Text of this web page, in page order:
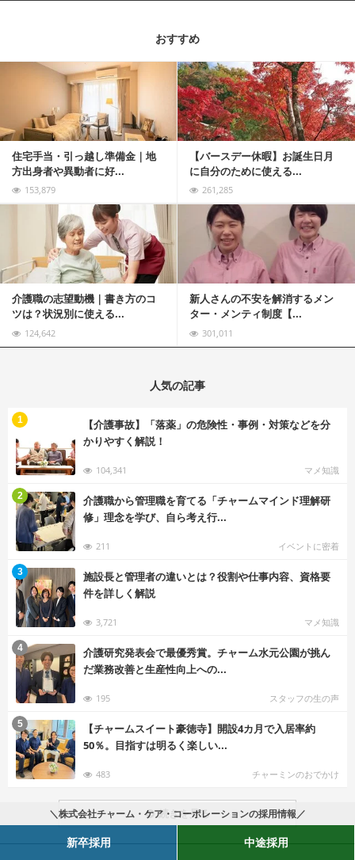
＼株式会社チャーム・ケア・コーポレーションの採用情報／
新卒採用 中途採用
おすすめ
住宅手当・引っ越し準備金｜地
方出身者や異動者に好...
153,879
【バースデー休暇】お誕生日月
に自分のために使える...
261,285
記事を読む
介護職の志望動機｜書き方のコ
ツは？状況別に使える...
124,642
新人さんの不安を解消するメン
ター・メンティ制度【...
301,011
記事を読む
人気の記事
【介護事故】「落薬」の危険性・事例・対策などを分
かりやすく解説！
104,341 マメ知識
1
介護職から管理職を育てる「チャームマインド理解研
修」理念を学び、自ら考え行...
211 イベントに密着
2
施設長と管理者の違いとは？役割や仕事内容、資格要
件を詳しく解説
3,721 マメ知識
3
介護研究発表会で最優秀賞。チャーム水元公園が挑ん
だ業務改善と生産性向上への...
195 スタッフの生の声
4
【チャームスイート豪徳寺】開設4カ月で入居率約
50％。目指すは明るく楽しい...
483 チャーミンのおでかけ
5
続きを見る